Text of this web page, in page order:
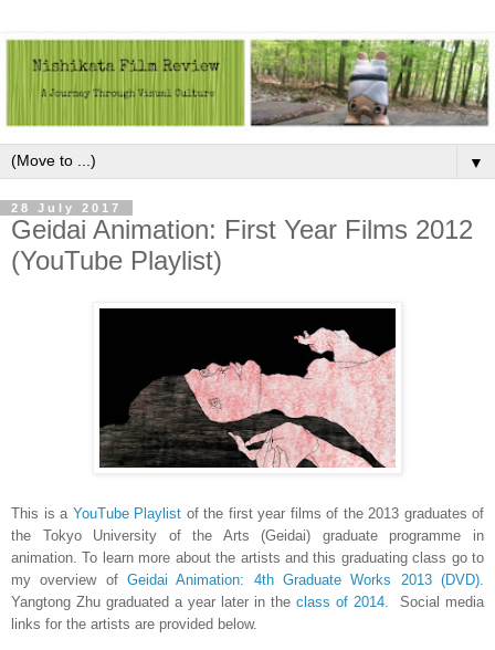
▼
28 July 2017
Geidai Animation: First Year Films 2012
(YouTube Playlist)
This is a YouTube Playlist of the first year films of the 2013 graduates of
the Tokyo University of the Arts (Geidai) graduate programme in
animation. To learn more about the artists and this graduating class go to
my overview of Geidai Animation: 4th Graduate Works 2013 (DVD).
Yangtong Zhu graduated a year later in the class of 2014. Social media
links for the artists are provided below.